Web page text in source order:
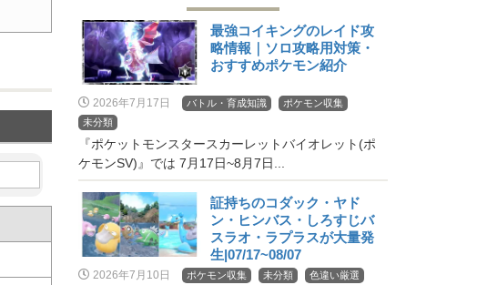
最強コイキングのレイド攻
略情報｜ソロ攻略用対策・
おすすめポケモン紹介
2026年7月17日 バトル・育成知識
ポケモン収集
未分類
『ポケットモンスタースカーレットバイオレット(ポ
ケモンSV)』では 7月17日~8月7日...
証持ちのコダック・ヤド
ン・ヒンバス・しろすじバ
スラオ・ラプラスが大量発
生|07/17~08/07
2026年7月10日 ポケモン収集 未分類 色違い厳選